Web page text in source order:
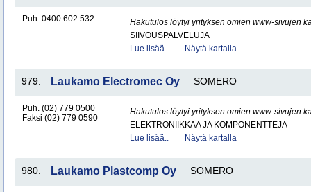
Puh. 0400 602 532
Hakutulos löytyi yrityksen omien www-sivujen
SIIVOUSPALVELUJA
Lue lisää..
Näytä kartalla
979. Laukamo Electromec Oy SOMERO
Puh. (02) 779 0500
Faksi (02) 779 0590
Hakutulos löytyi yrityksen omien www-sivujen
ELEKTRONIIKKAA JA KOMPONENTTEJA
Lue lisää..
Näytä kartalla
980. Laukamo Plastcomp Oy SOMERO